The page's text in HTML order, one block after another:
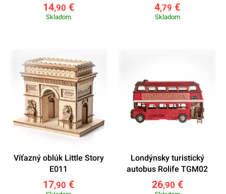
14,90 €
Skladom
4,79 €
Skladom
Víťazný oblúk Little Story
E011
17,90 €
Londýnsky turistický
autobus Rolife TGM02
26,90 €